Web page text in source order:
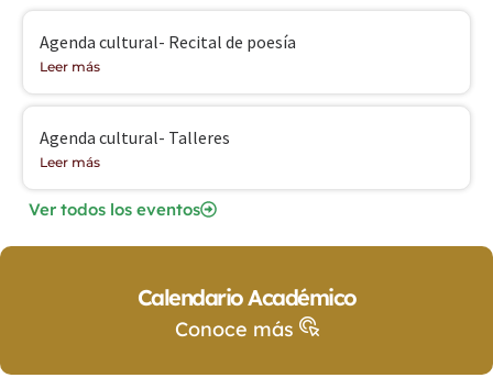
Agenda cultural- Recital de poesía
Leer más
Agenda cultural- Talleres
Leer más
Ver todos los eventos
Calendario Académico
Conoce más